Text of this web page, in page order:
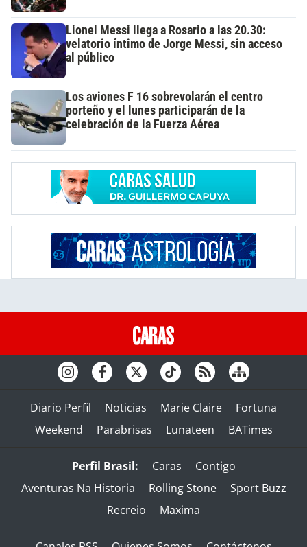
Lionel Messi llega a Rosario a las 20.30:
velatorio íntimo de Jorge Messi, sin acceso
al público
Los aviones F 16 sobrevolarán el centro
porteño y el lunes participarán de la
celebración de la Fuerza Aérea
Diario Perfil Noticias Marie Claire
Fortuna
Weekend
Parabrisas Lunateen BATimes
Perfil Brasil: Caras
Contigo
Aventuras Na Historia
Rolling Stone
Sport Buzz
Recreio
Maxima